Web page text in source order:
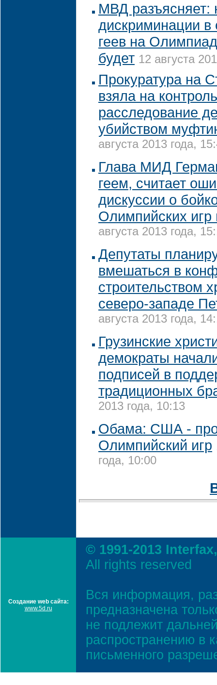
МВД разъясняет:
дискриминации в
геев на
будет 12 августа
Прокуратура на
взяла на контроль
расследование
убийством
августа 2013 года,
Глава МИД
геем, считает
дискуссии о
Олимпийских игр
августа 2013 года,
Депутаты
вмешаться в
строительством
северо-западе
августа 2013 года,
Грузинские
демократы
подписей в
традиционных
2013 года, 10:13
Обама: США -
Олимпийский игр
года, 10:00
Создание web сайта:
www.5d.ru
© 1991-2013
All rights reserved
Вся информация,
предназначена
не подлежит
распространению в
письменного